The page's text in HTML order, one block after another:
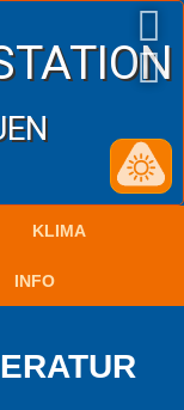
KLIMA
INFO